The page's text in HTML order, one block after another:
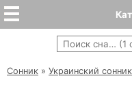
Cонник » Украинский сонник